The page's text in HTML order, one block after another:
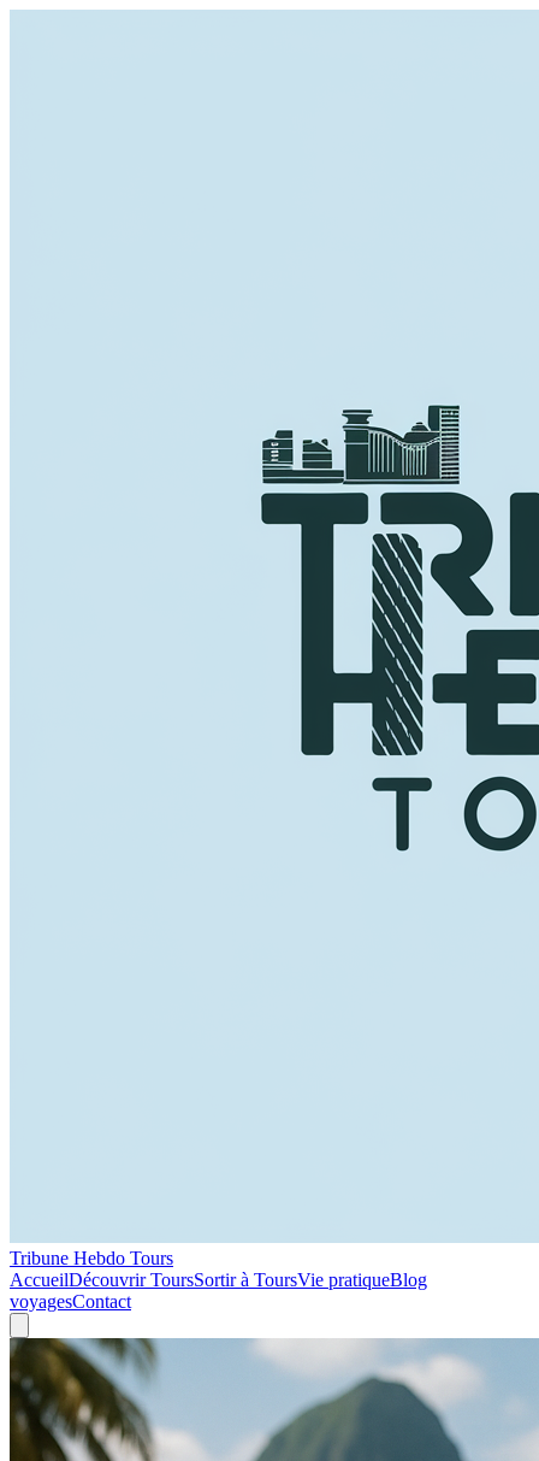
Tribune Hebdo Tours
AccueilDécouvrir ToursSortir à ToursVie pratiqueBlog
voyagesContact